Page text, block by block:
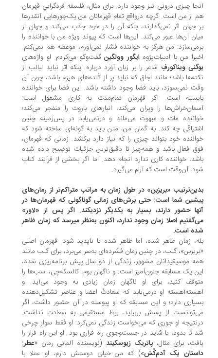
چیزی درونی نیز وجود دارد. برای مثال، فلسفه فردگراییِ قهرمان
از من است. گرچه درواقع تمام قهرمانان من یک‌جورهایی آنقدرها
جهان اثر نمی‌گذارند، بلکه آن را در خود جذب می‌کند و جهان از
آن‌ها عبور می‌کند. این‌ها است که پیوند ویژه من با خواننده را
من هرگز به خواننده فشار نمی‌آورم، موعظه هم نمی‌کنم.
من با ادبیات‌پژوهایگور وولگینگفت‌وگو می‌کردم. او واژه‌های
ویناکورفِشاعر را بر زبان آورد درباره اینکه اثر نباید لبالب از
باشد؛ مانند اجاق که نباید پر از کُنده‌های هیزم باشد، چون آن
نمی‌سوزد، باید فضا وجود داشته باشد. این فضا برای خواننده
است. اگر قهرمان تمام‌مدت به کاری مشغول است:
را ویران می‌کند، انبارهای باروت را منفجر می‌کند؛
مات و مبهوت می‌ماند و درنمی‌یابد در پس‌زمینه‌ چنین
چه کند. به گمان من، متن باید به گونه‌ای ساخته شود که
خود بتواند چیزی را که نیاز دارد برکشد. زمانی که قهرمان،
فعال باشد و همه‌چیز تا دقیق‌ترین جزئیات توضیح داده شده
خواننده کاری ندارد انجام دهد. اما اگر بخشی از فرآیند کتاب
آن‌وقت است که آرام می‌گیرد.
«بریزبن» در طول زمان به مراتب متراکم‌تر از رمان‌های
شما است: حتی برش‌های زمانی گوناگونی که قهرمان‌ها در
حضور دارند، بسیار به یکدیگر نزدیکند. اگر پس از «لاور»
اصلا زمان وجود ندارد، اکنون به‌نظر میرسد که زمان ظاهر
است.
زمان ظاهر شده، اما ظاهر شده تا ناپدید شود. قهرمان اصلی
گلب، در چنین زمان فشرده‌ای به‌سر می‌برد، برای گلب مانند
موسیقیدانان مشهور، زندگی از دو سال پیش برنامه‌ریزی شده،
یک مسابقه جنون‌آمیز است. و ناگهان بوم، کالسکه‌چی، اسب‌ها را
کنید، برای او ناگهان زمان زیادی به وجود می‌آید. و
او درمی‌یابد که سعادتْ اعضا و عناصر تشکیل‌دهنده
دارد؛ و این مسابقه که او پیوسته در آن حضور داشت، اگر
از پسش بربیاید، ربط مستقیمی به سعادت نداشت.
او جوری که می‌خواست زندگی نمی‌کرد: او فقط سوار چرخی
تا بدود، یا شاید در جست‌وجوی راه فراری بود. او این راه فرار را
برای مثال،پاتریک زیوسکیند(نویسنده آلمانی رمان « عطر:
یک آدم‌کُش») که من خیلی دوستش دارم، او عملا با